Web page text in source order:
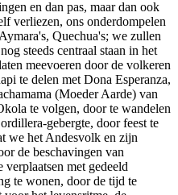
en dan pas, maar dan ook
verliezen, ons onderdompelen
Quechua's; we zullen
steeds centraal staan in het
meevoeren door de volkeren
te delen met Dona Esperanza,
(Moeder Aarde) van
te volgen, door te wandelen
gebergte, door feest te
we het Andesvolk en zijn
de beschavingen van
met gedeeld
te wonen, door de tijd te